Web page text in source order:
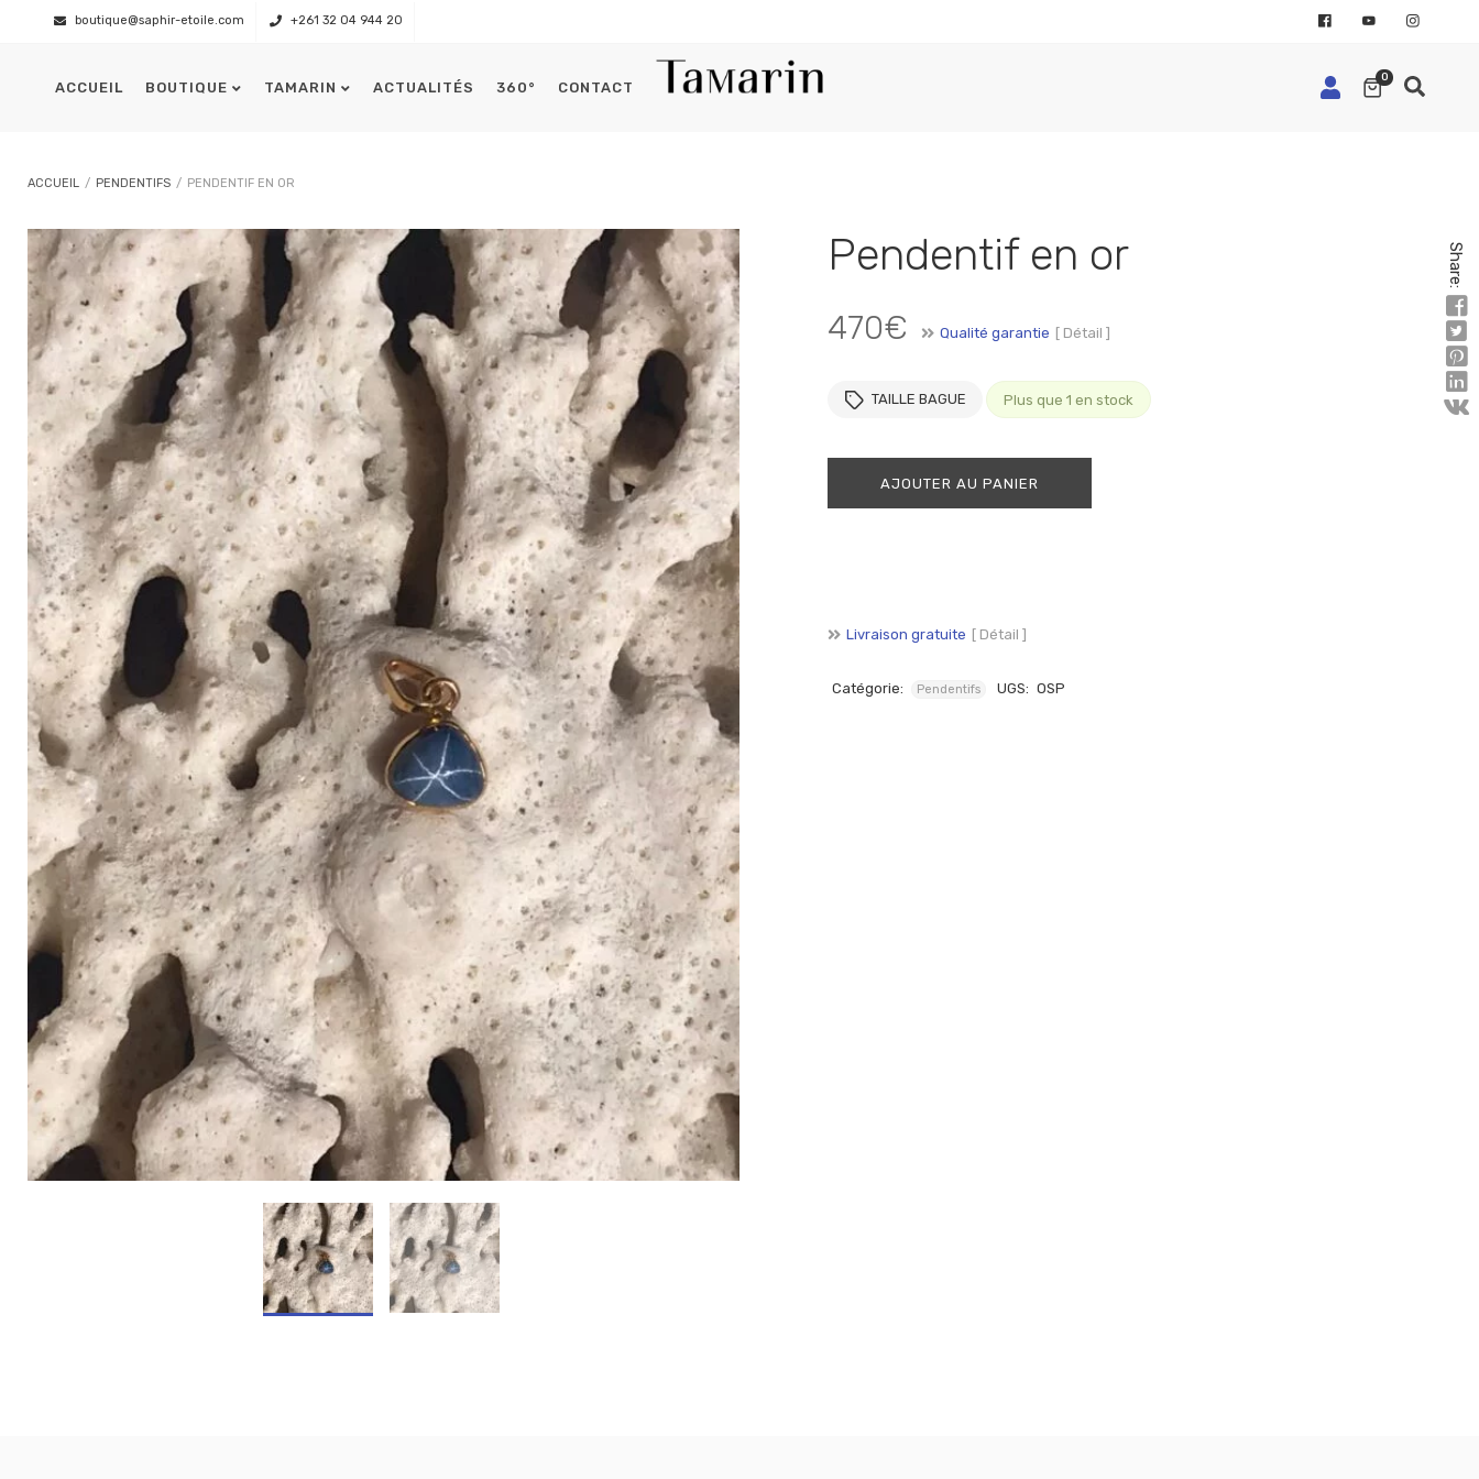
boutique@saphir-etoile.com +261 32 04 944 20
0
IDENTIFIANT OU E-MAIL OBLIGATOIRE
MOT DE PASSE
SE SOUVENIR DE MOI
Mot de passe perdu ?
ACCUEIL BOUTIQUE TAMARIN
Présentation
ACTUALITÉS 360° CONTACT
ACCUEIL / PENDENTIFS / PENDENTIF EN OR
Share:
Pendentif en or
470€ Qualité garantie [ Détail ]
TAILLE BAGUE Plus que 1 en stock
AJOUTER AU PANIER
Livraison gratuite [ Détail ]
Catégorie: Pendentifs UGS: OSP